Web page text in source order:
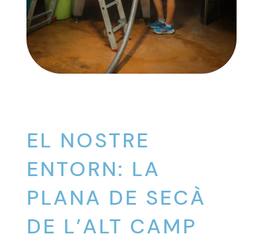
EL NOSTRE
ENTORN: LA
PLANA DE SECÀ
DE L’ALT CAMP